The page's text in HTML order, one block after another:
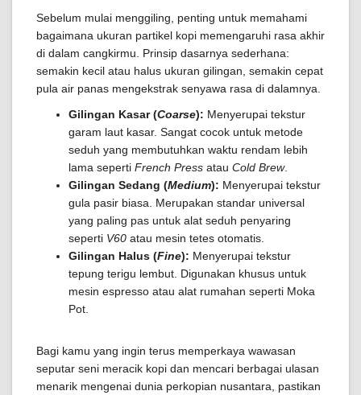
Sebelum mulai menggiling, penting untuk memahami
bagaimana ukuran partikel kopi memengaruhi rasa akhir
di dalam cangkirmu. Prinsip dasarnya sederhana:
semakin kecil atau halus ukuran gilingan, semakin cepat
pula air panas mengekstrak senyawa rasa di dalamnya.
Gilingan Kasar (Coarse): Menyerupai tekstur
garam laut kasar. Sangat cocok untuk metode
seduh yang membutuhkan waktu rendam lebih
lama seperti French Press atau Cold Brew.
Gilingan Sedang (Medium): Menyerupai tekstur
gula pasir biasa. Merupakan standar universal
yang paling pas untuk alat seduh penyaring
seperti V60 atau mesin tetes otomatis.
Gilingan Halus (Fine): Menyerupai tekstur
tepung terigu lembut. Digunakan khusus untuk
mesin espresso atau alat rumahan seperti Moka
Pot.
Bagi kamu yang ingin terus memperkaya wawasan
seputar seni meracik kopi dan mencari berbagai ulasan
menarik mengenai dunia perkopian nusantara, pastikan